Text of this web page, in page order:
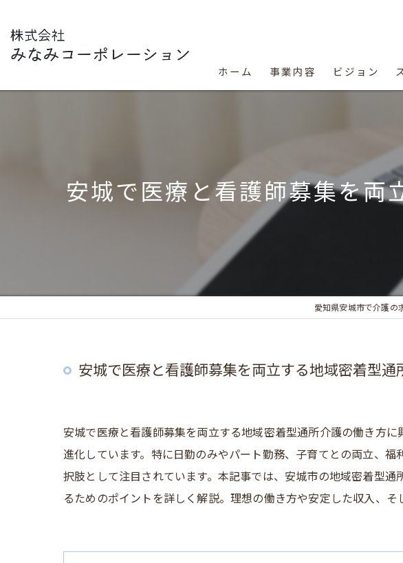
ホーム 事業内容 ビジョン
安城で医療と看護師募集を両
愛知県安城市で介護の
安城で医療と看護師募集を両立する地域密着型通
安城で医療と看護師募集を両立する地域密着型通所介護の働き方
進化しています。特に日勤のみやパート勤務、子育てとの両立、
択肢として注目されています。本記事では、安城市の地域密着型
るためのポイントを詳しく解説。理想の働き方や安定した収入、